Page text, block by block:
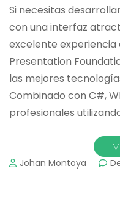
Si necesitas
con una interfaz
excelente experiencia
Presentation
las mejores
Combinado con C#,
profesionales
Johan Montoya